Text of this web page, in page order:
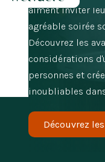
aiment inviter
agréable soirée
Découvrez les
considérations
personnes et
inoubliables
Découvrez